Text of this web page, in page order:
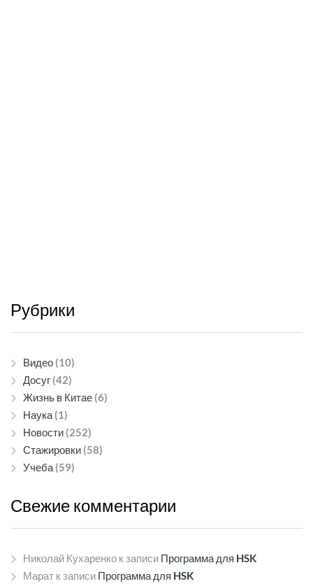
Рубрики
Видео (10)
Досуг (42)
Жизнь в Китае (6)
Наука (1)
Новости (252)
Стажировки (58)
Учеба (59)
Свежие комментарии
Николай Кухаренко к записи Программа для HSK
Марат к записи Программа для HSK